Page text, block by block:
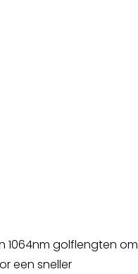
1064nm golflengten om
een sneller